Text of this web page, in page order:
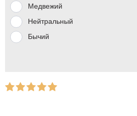
Медвежий
Нейтральный
Бычий